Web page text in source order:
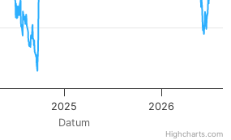
Datum
2025 2026
Highcharts.com